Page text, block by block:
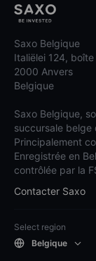
Saxo Belgique
Italiëlei 124, boîte
2000 Anvers
Belgique
Saxo Belgique,
succursale belge
Principalement
Enregistrée en
contrôlée par la
Contacter Saxo
Select region
Belgique